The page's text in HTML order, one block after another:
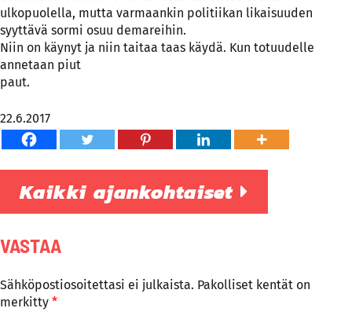
ulkopuolella, mutta varmaankin politiikan likaisuuden
syyttävä sormi osuu demareihin.
Niin on käynyt ja niin taitaa taas käydä. Kun totuudelle
annetaan piut
paut.
22.6.2017
Kaikki ajankohtaiset
VASTAA
Sähköpostiosoitettasi ei julkaista. Pakolliset kentät on
merkitty *